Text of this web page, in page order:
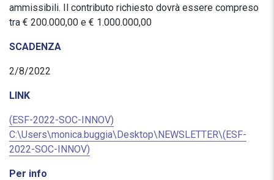
ammissibili. Il contributo richiesto dovrà essere compreso
tra € 200.000,00 e € 1.000.000,00
SCADENZA
2/8/2022
LINK
(ESF-2022-SOC-INNOV)
C:\Users\monica.buggia\Desktop\NEWSLETTER\(ESF-
2022-SOC-INNOV)
Per info